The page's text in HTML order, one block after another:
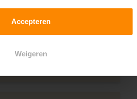
Accepteren
Weigeren
graag uit! Maatwerk is onze
met specialist